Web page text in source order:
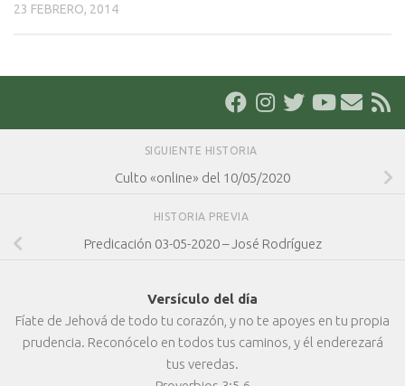
23 FEBRERO, 2014
SIGUIENTE HISTORIA
Culto «online» del 10/05/2020
HISTORIA PREVIA
Predicación 03-05-2020 – José Rodríguez
Versículo del día
Fíate de Jehová de todo tu corazón, y no te apoyes en tu propia
prudencia. Reconócelo en todos tus caminos, y él enderezará
tus veredas.